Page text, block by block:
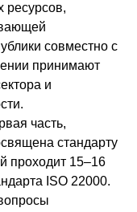
ресурсов,
совместно с
принимают
и
часть,
стандарту
проходит 15–16
ISO 22000.